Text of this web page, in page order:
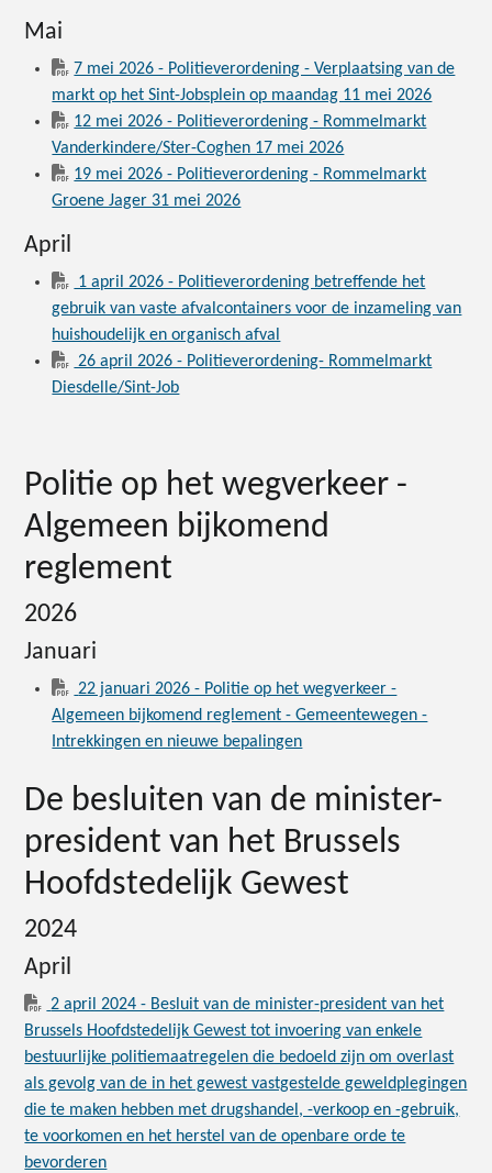
Mai
7 mei 2026 - Politieverordening - Verplaatsing van de
markt op het Sint-Jobsplein op maandag 11 mei 2026
12 mei 2026 - Politieverordening - Rommelmarkt
Vanderkindere/Ster-Coghen 17 mei 2026
19 mei 2026 - Politieverordening - Rommelmarkt
Groene Jager 31 mei 2026
April
1 april 2026 - Politieverordening betreffende het
gebruik van vaste afvalcontainers voor de inzameling van
huishoudelijk en organisch afval
26 april 2026 - Politieverordening- Rommelmarkt
Diesdelle/Sint-Job
Politie op het wegverkeer -
Algemeen bijkomend
reglement
2026
Januari
22 januari 2026 - Politie op het wegverkeer -
Algemeen bijkomend reglement - Gemeentewegen -
Intrekkingen en nieuwe bepalingen
De besluiten van de minister-
president van het Brussels
Hoofdstedelijk Gewest
2024
April
2 april 2024 - Besluit van de minister-president van het
Brussels Hoofdstedelijk Gewest tot invoering van enkele
bestuurlijke politiemaatregelen die bedoeld zijn om overlast
als gevolg van de in het gewest vastgestelde geweldplegingen
die te maken hebben met drugshandel, -verkoop en -gebruik,
te voorkomen en het herstel van de openbare orde te
bevorderen